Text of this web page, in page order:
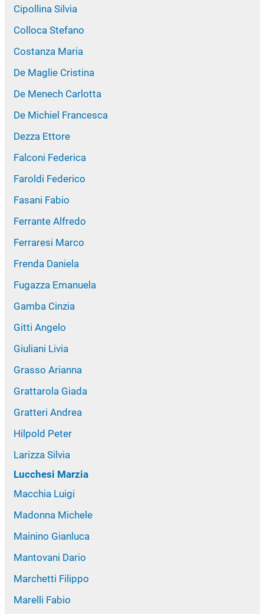
Cipollina Silvia
Colloca Stefano
Costanza Maria
De Maglie Cristina
De Menech Carlotta
De Michiel Francesca
Dezza Ettore
Falconi Federica
Faroldi Federico
Fasani Fabio
Ferrante Alfredo
Ferraresi Marco
Frenda Daniela
Fugazza Emanuela
Gamba Cinzia
Gitti Angelo
Giuliani Livia
Grasso Arianna
Grattarola Giada
Gratteri Andrea
Hilpold Peter
Larizza Silvia
Lucchesi Marzia
Macchia Luigi
Madonna Michele
Mainino Gianluca
Mantovani Dario
Marchetti Filippo
Marelli Fabio